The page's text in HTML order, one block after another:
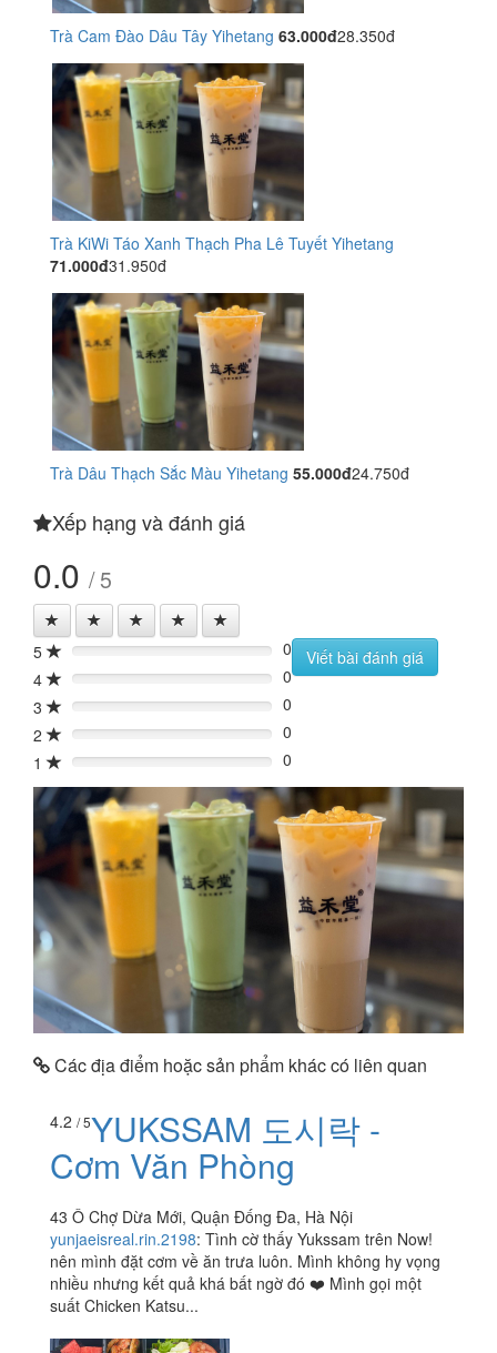
Trà Cam Đào Dâu Tây Yihetang 63.000đ28.350đ
Trà KiWi Táo Xanh Thạch Pha Lê Tuyết Yihetang
71.000đ31.950đ
Trà Dâu Thạch Sắc Màu Yihetang 55.000đ24.750đ
Xếp hạng và đánh giá
0.0 / 5
5 0%
0
4
0%
0
3
0%
0
2
0%
0
1
0% 0
Viết bài đánh giá
Các địa điểm hoặc sản phẩm khác có liên quan
4.2 / 5YUKSSAM 도시락 -
Cơm Văn Phòng
43 Ô Chợ Dừa Mới, Quận Đống Đa, Hà Nội
yunjaeisreal.rin.2198: Tình cờ thấy Yukssam trên Now!
nên mình đặt cơm về ăn trưa luôn. Mình không hy vọng
nhiều nhưng kết quả khá bất ngờ đó ❤️ Mình gọi một
suất Chicken Katsu...